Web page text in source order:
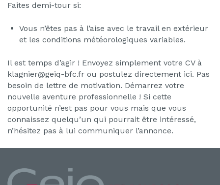
Faites demi-tour si:
Vous n’êtes pas à l’aise avec le travail en extérieur
et les conditions météorologiques variables.
Il est temps d’agir ! Envoyez simplement votre CV à
klagnier@geiq-bfc.fr ou postulez directement ici. Pas
besoin de lettre de motivation. Démarrez votre
nouvelle aventure professionnelle ! Si cette
opportunité n’est pas pour vous mais que vous
connaissez quelqu’un qui pourrait être intéressé,
n’hésitez pas à lui communiquer l’annonce.